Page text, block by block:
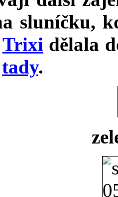
sluníčku,
Trixi dělala
tady.